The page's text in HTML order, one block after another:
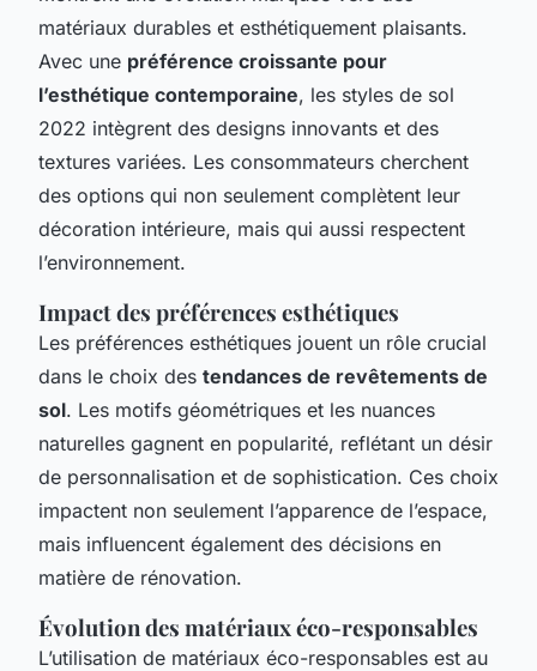
matériaux durables et esthétiquement plaisants.
Avec une préférence croissante pour
l’esthétique contemporaine, les styles de sol
2022 intègrent des designs innovants et des
textures variées. Les consommateurs cherchent
des options qui non seulement complètent leur
décoration intérieure, mais qui aussi respectent
l’environnement.
Impact des préférences esthétiques
Les préférences esthétiques jouent un rôle crucial
dans le choix des tendances de revêtements de
sol. Les motifs géométriques et les nuances
naturelles gagnent en popularité, reflétant un désir
de personnalisation et de sophistication. Ces choix
impactent non seulement l’apparence de l’espace,
mais influencent également des décisions en
matière de rénovation.
Évolution des matériaux éco-responsables
L’utilisation de matériaux éco-responsables est au